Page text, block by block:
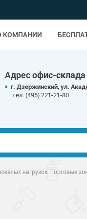
КОМПАНИИ
Адрес офис-
г. Дзержинский, ул.
тел. (495) 221-21-80
нагрузок. Торговые